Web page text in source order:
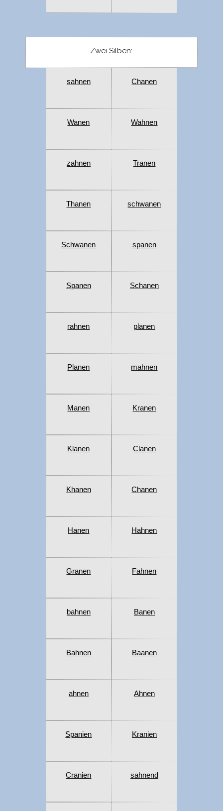
Zwei Silben:
sahnen Chanen
Wanen Wahnen
zahnen Tranen
Thanen schwanen
Schwanen spanen
Spanen Schanen
rahnen planen
Planen mahnen
Manen Kranen
Klanen Clanen
Khanen Chanen
Hanen Hahnen
Granen Fahnen
bahnen Banen
Bahnen Baanen
ahnen Ahnen
Spanien Kranien
Cranien sahnend